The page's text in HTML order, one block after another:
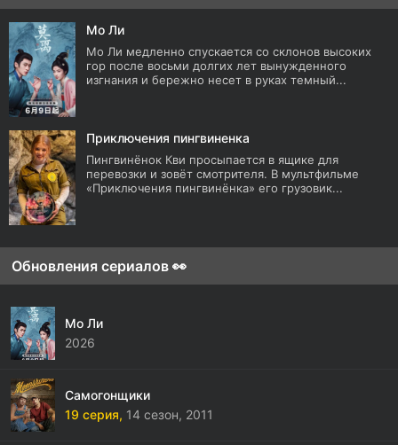
Мо Ли
Мо Ли медленно спускается со склонов высоких
гор после восьми долгих лет вынужденного
изгнания и бережно несет в руках темный...
Приключения пингвиненка
Пингвинёнок Кви просыпается в ящике для
перевозки и зовёт смотрителя. В мультфильме
«Приключения пингвинёнка» его грузовик...
Обновления сериалов 👀
Мо Ли
2026
Самогонщики
19 серия, 14 сезон, 2011